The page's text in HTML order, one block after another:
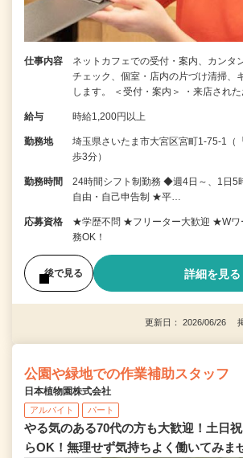
仕事内容
ネットカフェでの受付・案内、カンタ
チェック、個室・店内の片づけ清掃、
します。 ＜受付・案内＞ ・来店され
給与 時給1,200円以上
勤務地
埼玉県さいたま市大宮区宮町1-75-1（
歩3分）
勤務時間
24時間シフト制勤務 ◆週4日～、1日5
自由・自己申告制 ★平…
応募資格
★学歴不問 ★フリーター大歓迎 ★Wワ
務OK！
後で見る 詳細を見る
更新日： 2026/06/26
公園や緑地での作業補助スタッフ
日本植物園株式会社
アルバイト パート
やる気のある70代の方も大歓迎！土日
らOK！無理せず気持ちよく働いてみま